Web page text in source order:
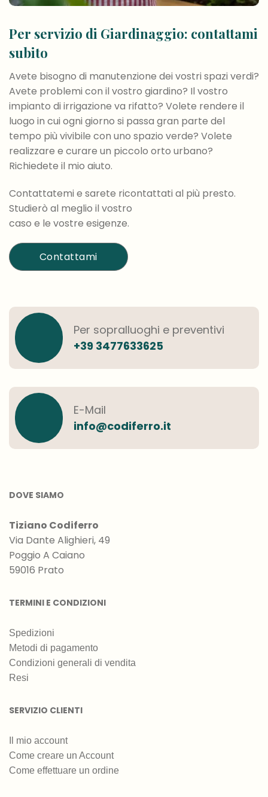
Per servizio di Giardinaggio: contattami
subito
Avete bisogno di manutenzione dei vostri spazi verdi?
Avete problemi con il vostro giardino? Il vostro
impianto di irrigazione va rifatto? Volete rendere il
luogo in cui ogni giorno si passa gran parte del
tempo più vivibile con uno spazio verde? Volete
realizzare e curare un piccolo orto urbano?
Richiedete il mio aiuto.
Contattatemi e sarete ricontattati al più presto.
Studierò al meglio il vostro
caso e le vostre esigenze.
Contattami
Per sopralluoghi e preventivi
+39 3477633625
E-Mail
info@codiferro.it
DOVE SIAMO
Tiziano Codiferro
Via Dante Alighieri, 49
Poggio A Caiano
59016 Prato
TERMINI E CONDIZIONI
Spedizioni
Metodi di pagamento
Condizioni generali di vendita
Resi
SERVIZIO CLIENTI
Il mio account
Come creare un Account
Come effettuare un ordine